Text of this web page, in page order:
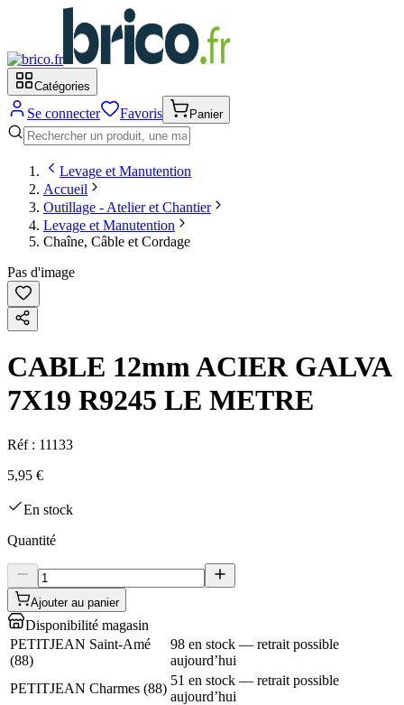
Catégories
Se connecter Favoris Panier
Levage et Manutention
Accueil
Outillage - Atelier et Chantier
Levage et Manutention
Chaîne, Câble et Cordage
Pas d'image
CABLE 12mm ACIER GALVA
7X19 R9245 LE METRE
Réf : 11133
5,95 €
En stock
Quantité
Ajouter au panier
Disponibilité magasin
PETITJEAN Saint-Amé
(88)
98 en stock — retrait possible
aujourd’hui
PETITJEAN Charmes (88)
51 en stock — retrait possible
aujourd’hui